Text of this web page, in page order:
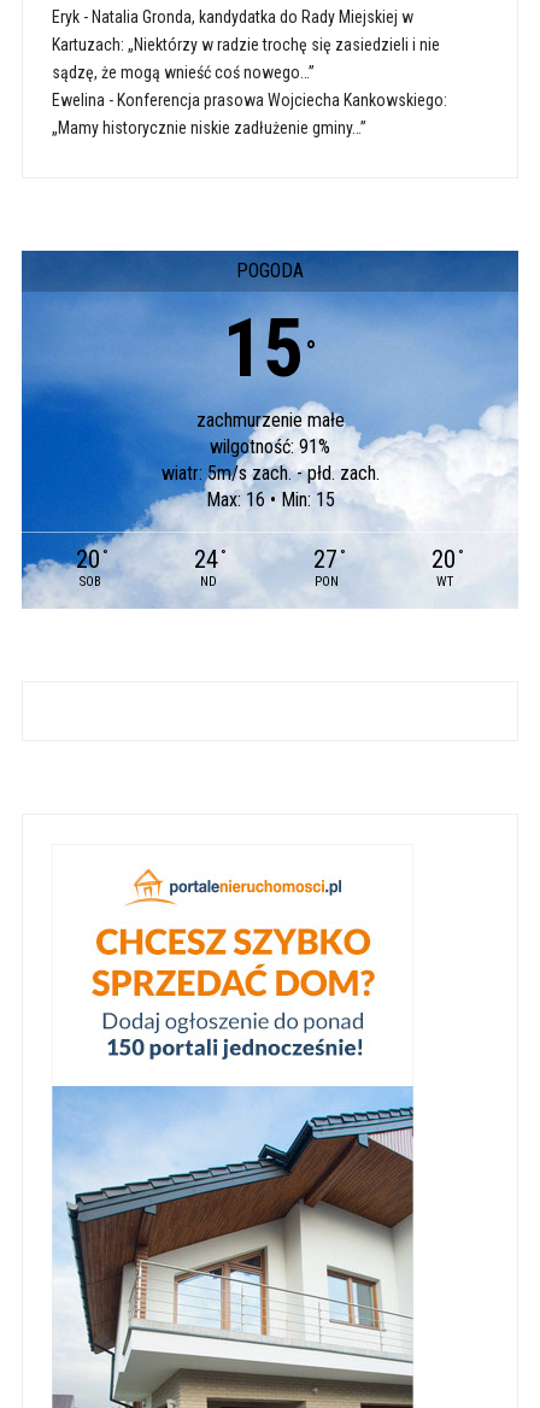
Eryk- Natalia Gronda, kandydatka do Rady Miejskiej w
Kartuzach: „Niektórzy w radzie trochę się zasiedzieli i nie
sądzę, że mogą wnieść coś nowego…”
Ewelina - Konferencja prasowa Wojciecha Kankowskiego:
„Mamy historycznie niskie zadłużenie gminy…”
POGODA
15 °
zachmurzenie małe
wilgotność: 91%
wiatr: 5m/s zach. - płd. zach.
Max: 16 • Min: 15
20 °
SOB
24 °
ND
27 °
PON
20 °
WT